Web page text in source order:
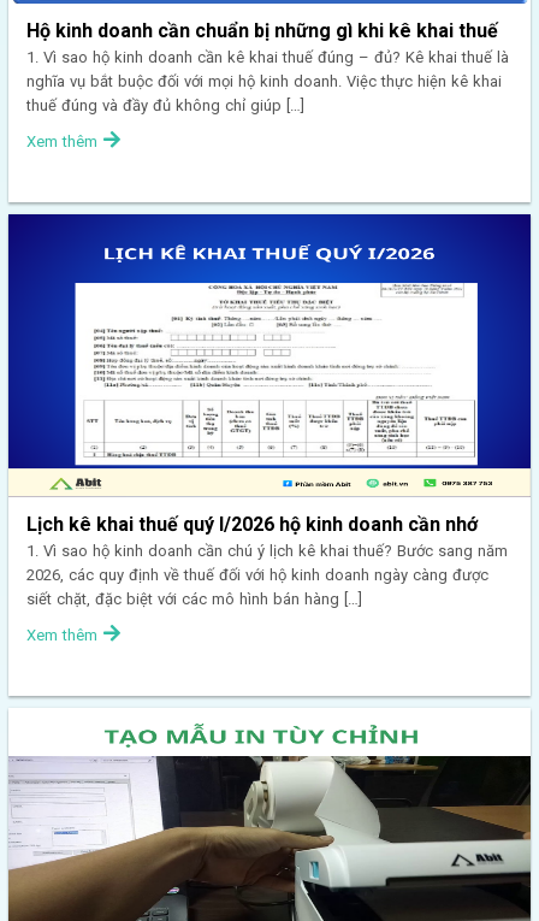
Hộ kinh doanh cần chuẩn bị những gì khi kê khai thuế
1. Vì sao hộ kinh doanh cần kê khai thuế đúng – đủ? Kê khai thuế là
nghĩa vụ bắt buộc đối với mọi hộ kinh doanh. Việc thực hiện kê khai
thuế đúng và đầy đủ không chỉ giúp […]
Xem thêm
Lịch kê khai thuế quý I/2026 hộ kinh doanh cần nhớ
1. Vì sao hộ kinh doanh cần chú ý lịch kê khai thuế? Bước sang năm
2026, các quy định về thuế đối với hộ kinh doanh ngày càng được
siết chặt, đặc biệt với các mô hình bán hàng […]
Xem thêm